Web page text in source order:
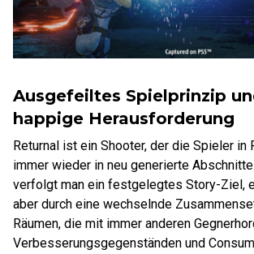
Ausgefeiltes Spielprinzip
happige Herausforderung
Returnal ist ein Shooter, der die Spieler in
immer wieder in neu generierte
verfolgt man ein festgelegtes Story-Ziel,
aber durch eine wechselnde
Räumen, die mit immer anderen
Verbesserungsgegenständen und